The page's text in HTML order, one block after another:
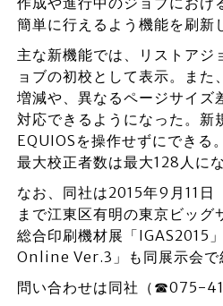
簡単に行えるよう機能を刷新
主な新機能では、リストアジ
ョブの初校として表示。また
増減や、異なるページサイズ
対応できるようになった。新
EQUIOSを操作せずにできる。
最大校正者数は最大128人にな
なお、同社は2015年9月11日
まで江東区有明の東京ビッグ
総合印刷機材展「IGAS2015
Online Ver.3」も同展示会で
問い合わせは同社（☎075-